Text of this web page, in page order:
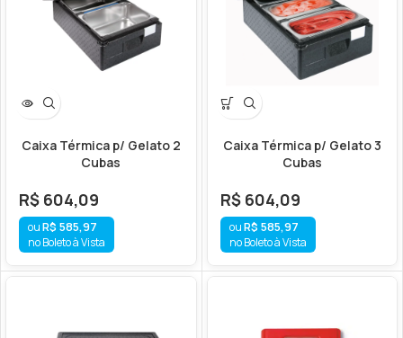
Caixa Térmica p/ Gelato 2
Cubas
R$ 604,09
R$ 585,97
no Boleto à Vista
Caixa Térmica p/ Gelato 3
Cubas
R$604,09
R$ 585,97
no Boleto à Vista